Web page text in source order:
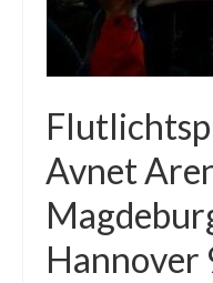
Avnet
Hannover